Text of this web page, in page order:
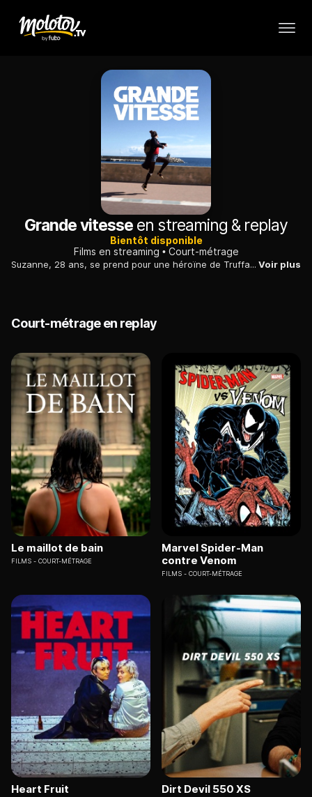
Grande vitesse en streaming & replay
Bientôt disponible
Films en streaming
Court-métrage
Suzanne, 28 ans, se prend pour une héroïne de Truffaut. Elle vit sa vie comme dans un film. Voir plus
Court-métrage en replay
Le maillot de bain
FILMS COURT-MÉTRAGE
Marvel Spider-Man
contre Venom
FILMS COURT-MÉTRAGE
Heart Fruit Dirt Devil 550 XS